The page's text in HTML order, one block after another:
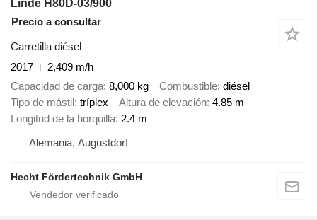
Linde H80D-03/900
Precio a consultar
Carretilla diésel
2017
2,409 m/h
Capacidad de carga 8,000 kg Combustible diésel
Tipo de mástil tríplex Altura de elevación 4.85 m
Longitud de la horquilla 2.4 m
Alemania, Augustdorf
Hecht Fördertechnik GmbH